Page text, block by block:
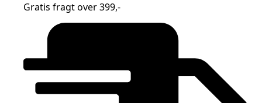
Gratis fragt over 399,-